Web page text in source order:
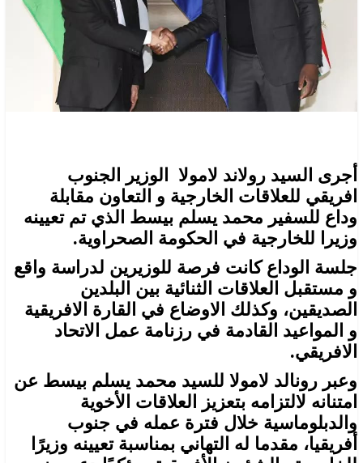
أجرى السيد رولاند لامولا الوزير الجنوب
افريقي للعلاقات الخارجية و التعاون مقابلة
وداع للسفير محمد يسلم بيسط الذي تم تعيينه
وزيرا للخارجية في الحكومة الصحراوية.
جلسة الوداع كانت فرصة للوزيرين لدراسة واقع
و مستقبل العلاقات الثنائية بين البلدين
الصديقين، وكذلك الاوضاع في القارة الافريقية
و المواعيد القادمة في رزنامة عمل الاتحاد
الافريقي.
وعبر رونالد لامولا للسيد محمد يسلم بيسط عن
امتنانه لالتزامه بتعزيز العلاقات الأخوية
والدبلوماسية خلال فترة عمله في جنوب
أفريقيا، مقدما له التهاني بمناسبة تعيينه وزيرًا